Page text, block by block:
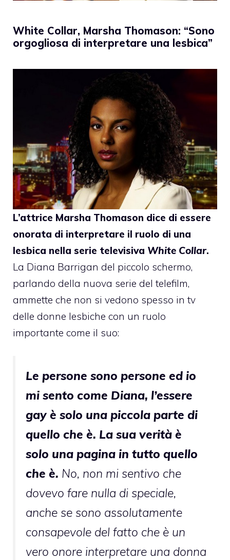
White Collar, Marsha Thomason: “Sono
orgogliosa di interpretare una lesbica”
L’attrice Marsha Thomason dice di essere
onorata di interpretare il ruolo di una
lesbica nella serie televisiva White Collar.
La Diana Barrigan del piccolo schermo,
parlando della nuova serie del telefilm,
ammette che non si vedono spesso in tv
delle donne lesbiche con un ruolo
importante come il suo:
Le persone sono persone ed io
mi sento come Diana, l’essere
gay è solo una piccola parte di
quello che è. La sua verità è
solo una pagina in tutto quello
che è. No, non mi sentivo che
dovevo fare nulla di speciale,
anche se sono assolutamente
consapevole del fatto che è un
vero onore interpretare una donna